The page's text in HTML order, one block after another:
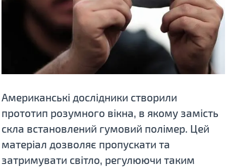
Американські дослідники створили
прототип розумного вікна, в якому замість
скла встановлений гумовий полімер. Цей
матеріал дозволяє пропускати та
затримувати світло, регулюючи таким